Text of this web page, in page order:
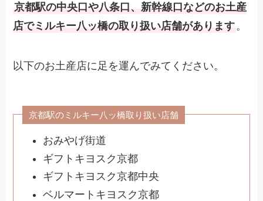
京都駅の中央口や八条口、新幹線口などのお土産
店でミルキー八ッ橋の取り扱い店舗があります。
以下のお土産店に足を運んでみてください。
京都駅のミルキー八ッ橋取り扱い店舗
おみやげ街道
ギフトキヨスク京都
ギフトキヨスク京都中央
ベルマートキヨスク京都